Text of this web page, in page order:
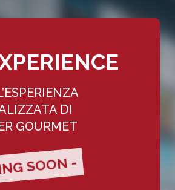
DI
GOURMET
SOON -